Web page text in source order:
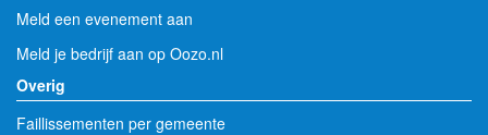
Meld een evenement aan
Meld je bedrijf aan op Oozo.nl
Overig
Faillissementen per gemeente